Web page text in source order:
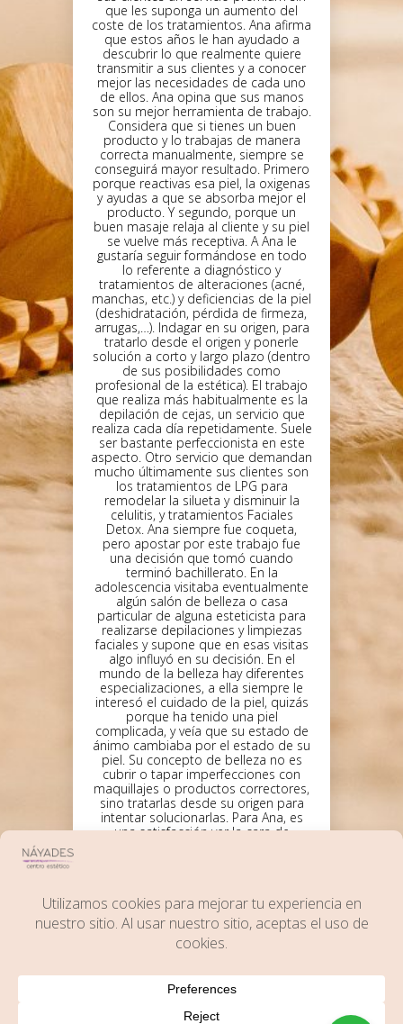
que les suponga un aumento del
coste de los tratamientos. Ana afirma
que estos años le han ayudado a
descubrir lo que realmente quiere
transmitir a sus clientes y a conocer
mejor las necesidades de cada uno
de ellos. Ana opina que sus manos
son su mejor herramienta de trabajo.
Considera que si tienes un buen
producto y lo trabajas de manera
correcta manualmente, siempre se
conseguirá mayor resultado. Primero
porque reactivas esa piel, la oxigenas
y ayudas a que se absorba mejor el
producto. Y segundo, porque un
buen masaje relaja al cliente y su piel
se vuelve más receptiva. A Ana le
gustaría seguir formándose en todo
lo referente a diagnóstico y
tratamientos de alteraciones (acné,
manchas, etc.) y deficiencias de la piel
(deshidratación, pérdida de firmeza,
arrugas,…). Indagar en su origen, para
tratarlo desde el origen y ponerle
solución a corto y largo plazo (dentro
de sus posibilidades como
profesional de la estética). El trabajo
que realiza más habitualmente es la
depilación de cejas, un servicio que
realiza cada día repetidamente. Suele
ser bastante perfeccionista en este
aspecto. Otro servicio que demandan
mucho últimamente sus clientes son
los tratamientos de LPG para
remodelar la silueta y disminuir la
celulitis, y tratamientos Faciales
Detox. Ana siempre fue coqueta,
pero apostar por este trabajo fue
una decisión que tomó cuando
terminó bachillerato. En la
adolescencia visitaba eventualmente
algún salón de belleza o casa
particular de alguna esteticista para
realizarse depilaciones y limpiezas
faciales y supone que en esas visitas
algo influyó en su decisión. En el
mundo de la belleza hay diferentes
especializaciones, a ella siempre le
interesó el cuidado de la piel, quizás
porque ha tenido una piel
complicada, y veía que su estado de
ánimo cambiaba por el estado de su
piel. Su concepto de belleza no es
cubrir o tapar imperfecciones con
maquillajes o productos correctores,
sino tratarlas desde su origen para
intentar solucionarlas. Para Ana, es
una satisfacción ver la cara de
interesante entrevista que nos han
hecho en prontopro haciendo
clicaquí.